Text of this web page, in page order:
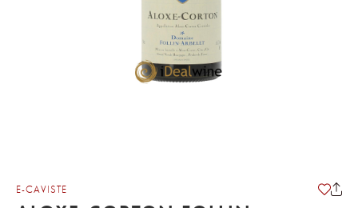
E-CAVISTE